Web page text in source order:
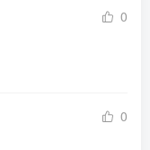
0
0